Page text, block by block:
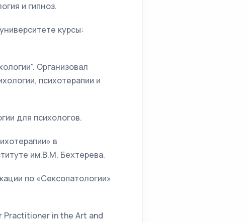
и гипноз.
курсы:
Организовал
психотерапии и
для психологов.
в
им.В.М. Бехтерева.
по «Сексопатологии»
Practitioner in the Art and